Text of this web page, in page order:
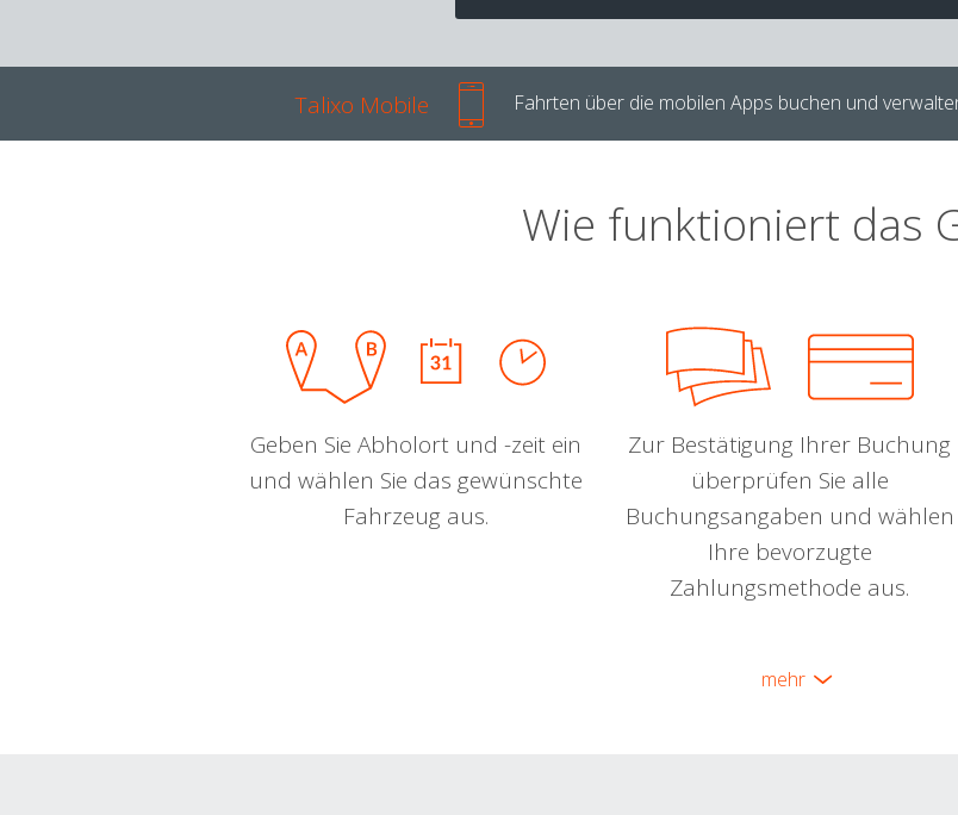
Talixo Mobile Fahrten über die mobilen Apps buchen und
Wie funktioniert das
Geben Sie Abholort und -zeit ein
und wählen Sie das gewünschte
Fahrzeug aus.
Zur Bestätigung Ihrer Buchung
überprüfen Sie alle
Buchungsangaben und wählen
Ihre bevorzugte
Zahlungsmethode aus.
mehr